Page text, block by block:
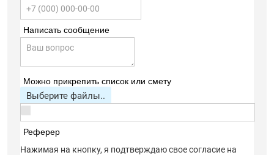
Написать сообщение
Можно прикрепить список или смету
Выберите файлы..
Реферер
Нажимая на кнопку, я подтверждаю свое согласие на